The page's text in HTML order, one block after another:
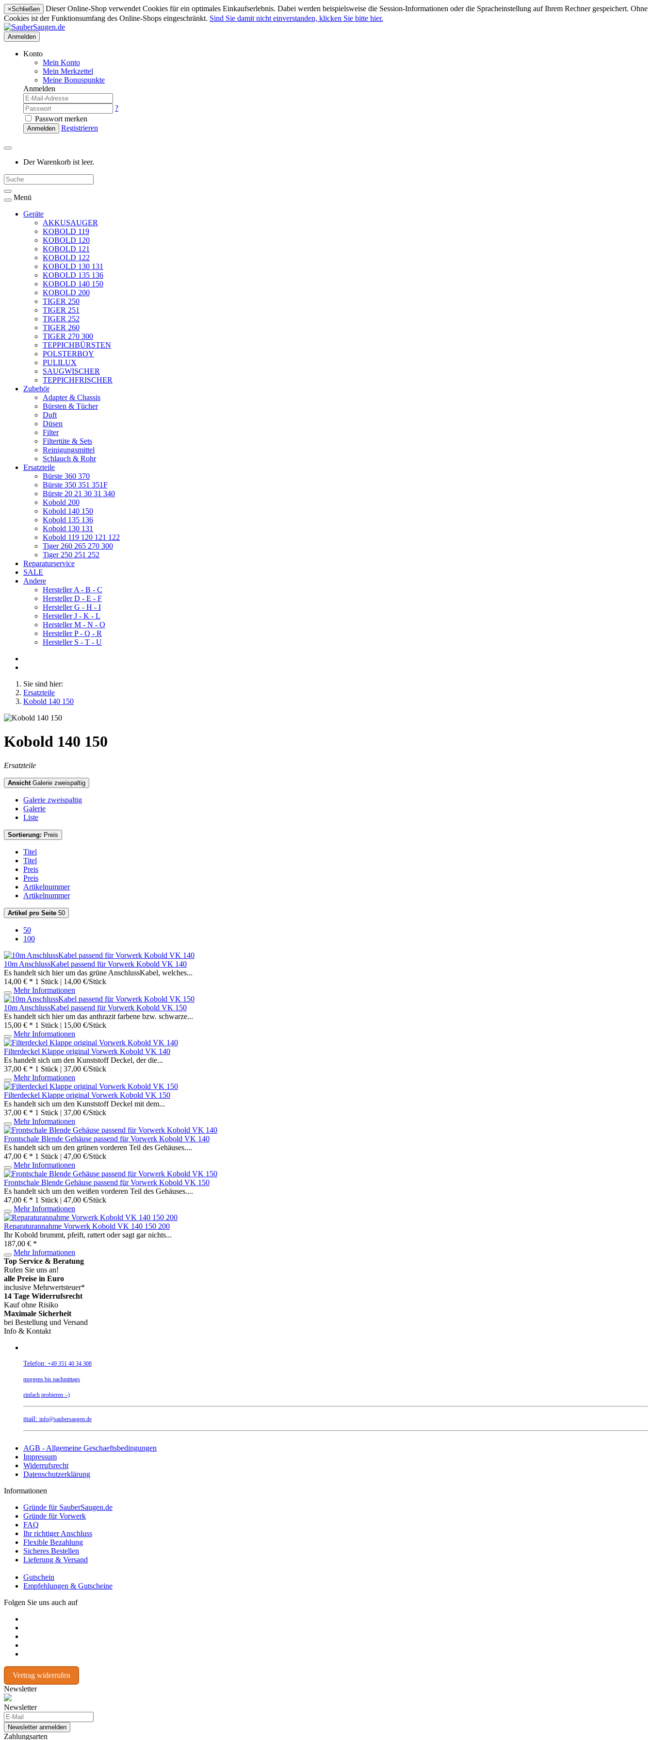
×Schließen
Dieser Online-Shop verwendet Cookies für ein optimales Einkaufserlebnis. Dabei werden beispielsweise die Session-Informationen oder die Spracheinstellung auf Ihrem Rechner gespeichert. Ohne
Cookies ist der Funktionsumfang des Online-Shops eingeschränkt. Sind Sie damit nicht einverstanden, klicken Sie bitte hier.
Anmelden
Konto
Mein Konto
Mein Merkzettel
Meine Bonuspunkte
Anmelden
?
Passwort merken
Anmelden Registrieren
Der Warenkorb ist leer.
Menü
Geräte
AKKUSAUGER
KOBOLD 119
KOBOLD 120
KOBOLD 121
KOBOLD 122
KOBOLD 130 131
KOBOLD 135 136
KOBOLD 140 150
KOBOLD 200
TIGER 250
TIGER 251
TIGER 252
TIGER 260
TIGER 270 300
TEPPICHBÜRSTEN
POLSTERBOY
PULILUX
SAUGWISCHER
TEPPICHFRISCHER
Zubehör
Adapter & Chassis
Bürsten & Tücher
Duft
Düsen
Filter
Filtertüte & Sets
Reinigungsmittel
Schlauch & Rohr
Ersatzteile
Bürste 360 370
Bürste 350 351 351F
Bürste 20 21 30 31 340
Kobold 200
Kobold 140 150
Kobold 135 136
Kobold 130 131
Kobold 119 120 121 122
Tiger 260 265 270 300
Tiger 250 251 252
Reparaturservice
SALE
Andere
Hersteller A - B - C
Hersteller D - E - F
Hersteller G - H - I
Hersteller J - K - L
Hersteller M - N - O
Hersteller P - Q - R
Hersteller S - T - U
Sie sind hier:
Ersatzteile
Kobold 140 150
Kobold 140 150
Ersatzteile
Ansicht Galerie zweispaltig
Galerie zweispaltig
Galerie
Liste
Sortierung: Preis
Titel
Titel
Preis
Preis
Artikelnummer
Artikelnummer
Artikel pro Seite 50
50
100
10m AnschlussKabel passend für Vorwerk Kobold VK 140
Es handelt sich hier um das grüne AnschlussKabel, welches...
14,00 € * 1 Stück | 14,00 €/Stück
Mehr Informationen
10m AnschlussKabel passend für Vorwerk Kobold VK 150
Es handelt sich hier um das anthrazit farbene bzw. schwarze...
15,00 € * 1 Stück | 15,00 €/Stück
Mehr Informationen
Filterdeckel Klappe original Vorwerk Kobold VK 140
Es handelt sich um den Kunststoff Deckel, der die...
37,00 € * 1 Stück | 37,00 €/Stück
Mehr Informationen
Filterdeckel Klappe original Vorwerk Kobold VK 150
Es handelt sich um den Kunststoff Deckel mit dem...
37,00 € * 1 Stück | 37,00 €/Stück
Mehr Informationen
Frontschale Blende Gehäuse passend für Vorwerk Kobold VK 140
Es handelt sich um den grünen vorderen Teil des Gehäuses....
47,00 € * 1 Stück | 47,00 €/Stück
Mehr Informationen
Frontschale Blende Gehäuse passend für Vorwerk Kobold VK 150
Es handelt sich um den weißen vorderen Teil des Gehäuses....
47,00 € * 1 Stück | 47,00 €/Stück
Mehr Informationen
Reparaturannahme Vorwerk Kobold VK 140 150 200
Ihr Kobold brummt, pfeift, rattert oder sagt gar nichts...
187,00 € *
Mehr Informationen
Top Service & Beratung
Rufen Sie uns an!
alle Preise in Euro
inclusive Mehrwertsteuer*
14 Tage Widerrufsrecht
Kauf ohne Risiko
Maximale Sicherheit
bei Bestellung und Versand
Info & Kontakt
Telefon: +49 351 40 34 308
morgens bis nachmittags
einfach probieren :-)
mail: info@saubersaugen.de
AGB - Allgemeine Geschaeftsbedingungen
Impressum
Widerrufsrecht
Datenschutzerklärung
Informationen
Gründe für SauberSaugen.de
Gründe für Vorwerk
FAQ
Ihr richtiger Anschluss
Flexible Bezahlung
Sicheres Bestellen
Lieferung & Versand
Gutschein
Empfehlungen & Gutscheine
Folgen Sie uns auch auf
Vertrag widerrufen
Newsletter
Newsletter
Newsletter anmelden
Zahlungsarten